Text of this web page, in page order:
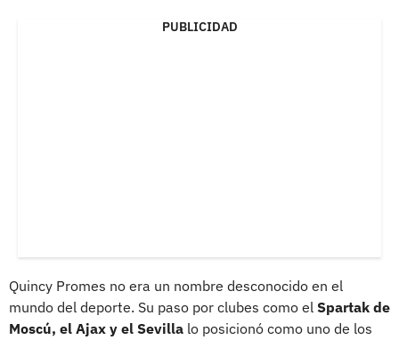
PUBLICIDAD
Quincy Promes no era un nombre desconocido en el
mundo del deporte. Su paso por clubes como el Spartak de
Moscú, el Ajax y el Sevilla lo posicionó como uno de los